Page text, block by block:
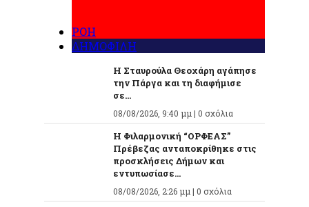
ΡΟΗ
ΔΗΜΟΦΙΛΗ
Η Σταυρούλα Θεοχάρη αγάπησε
την Πάργα και τη διαφήμισε
σε...
08/08/2026, 9:40 μμ | 0 σχόλια
Η Φιλαρμονική “ΟΡΦΕΑΣ”
Πρέβεζας ανταποκρίθηκε στις
προσκλήσεις Δήμων και
εντυπωσίασε...
08/08/2026, 2:26 μμ | 0 σχόλια